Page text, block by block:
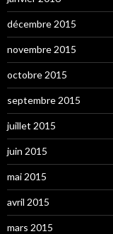
décembre 2015
novembre 2015
octobre 2015
septembre 2015
juillet 2015
juin 2015
mai 2015
avril 2015
mars 2015